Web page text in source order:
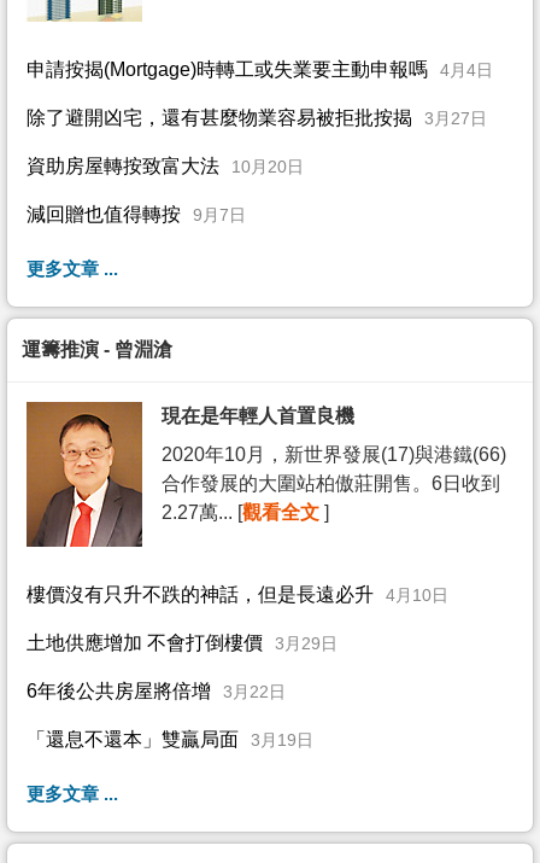
申請按揭(Mortgage)時轉工或失業要主動申報嗎 4月4日
除了避開凶宅，還有甚麼物業容易被拒批按揭 3月27日
資助房屋轉按致富大法 10月20日
減回贈也值得轉按 9月7日
更多文章 ...
運籌推演 - 曾淵滄
現在是年輕人首置良機
2020年10月，新世界發展(17)與港鐵(66)
合作發展的大圍站柏傲莊開售。6日收到
2.27萬... [觀看全文 ]
樓價沒有只升不跌的神話，但是長遠必升 4月10日
土地供應增加 不會打倒樓價 3月29日
6年後公共房屋將倍增 3月22日
「還息不還本」雙贏局面 3月19日
更多文章 ...